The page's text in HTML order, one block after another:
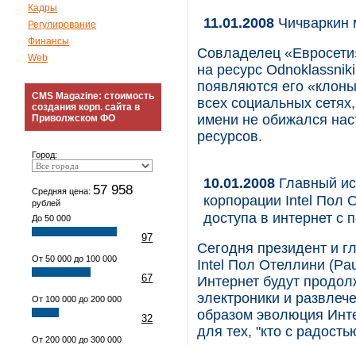
Кадры
Регулирование
Финансы
Web
CMS Magazine: стоимость
создания корп. сайта в
Приволжском ФО
Город:
Средняя цена: 57 958
рублей
До 50 000
97
От 50 000 до 100 000
67
От 100 000 до 200 000
32
От 200 000 до 300 000
11.01.2008 Чичваркин
Совладелец
на ресурс
появляются его
всех социальных
имени не обижался
ресурсов.
10.01.2008 Главный
корпорации Intel Пол
доступа в интернет с
Сегодня президент и
Intel Пол Отеллини
Интернет будут
электроники и
образом эволюция
для тех, "кто с